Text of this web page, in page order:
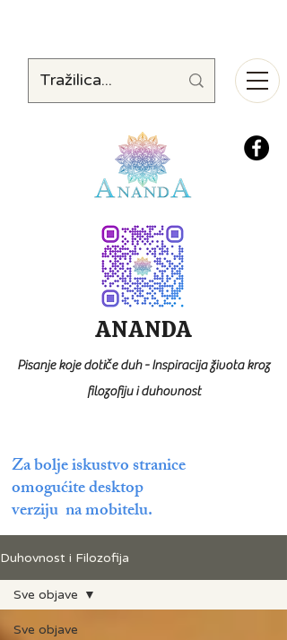
Za bolje iskustvo stranice
omogućite desktop
verziju na mobitelu.
ANANDA
Pisanje koje dotiče duh - Inspiracija života kroz
filozofiju i duhovnost
Duhovnost i Filozofija
Sve objave
Sve objave